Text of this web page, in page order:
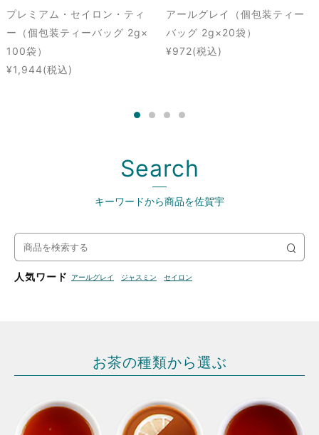
プレミアム・セイロン・ティ
ー（個包装ティーバッグ 2g×
100袋）
¥1,944(税込)
アールグレイ（個包装ティー
バッグ 2g×20袋）
¥972(税込)
Search
キーワードから商品を佐賀宇
人気ワード アールグレイ ジャスミン セイロン
お茶の種類から選ぶ